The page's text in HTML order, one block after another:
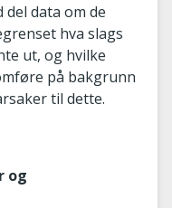
data om de
hva slags
ut, og hvilke
på bakgrunn
til dette.
og